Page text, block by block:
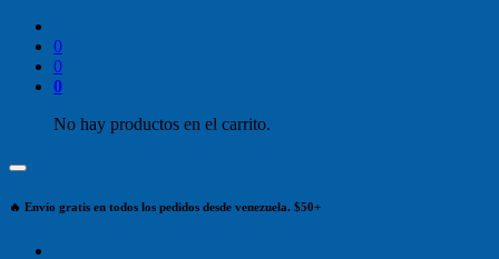
0
0
0
No hay productos en el carrito.
🔥 Envío gratis en todos los pedidos desde venezuela. $50+